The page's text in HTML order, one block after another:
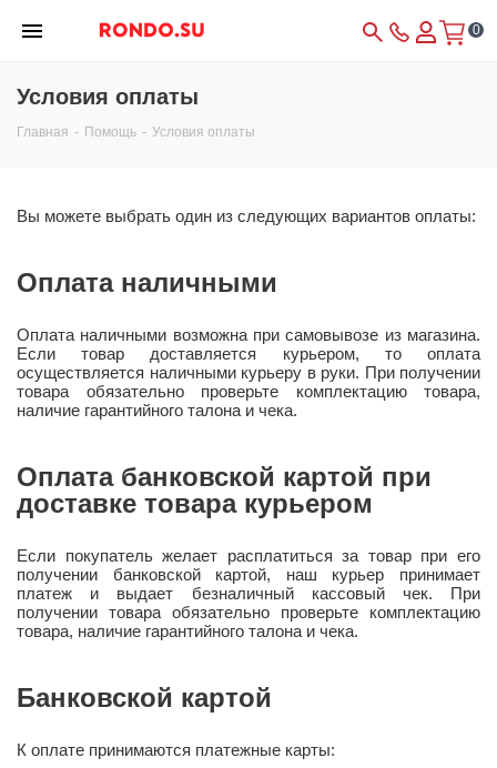
0
Условия оплаты
Главная - Помощь - Условия оплаты
Вы можете выбрать один из следующих вариантов оплаты:
Оплата наличными
Оплата наличными возможна при самовывозе из магазина.
Если товар доставляется курьером, то оплата
осуществляется наличными курьеру в руки. При получении
товара обязательно проверьте комплектацию товара,
наличие гарантийного талона и чека.
Оплата банковской картой при
доставке товара курьером
Если покупатель желает расплатиться за товар при его
получении банковской картой, наш курьер принимает
платеж и выдает безналичный кассовый чек. При
получении товара обязательно проверьте комплектацию
товара, наличие гарантийного талона и чека.
Банковской картой
К оплате принимаются платежные карты: